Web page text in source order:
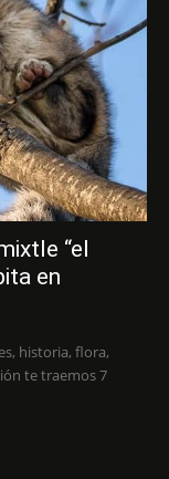
“el
en
historia, flora,
te traemos 7